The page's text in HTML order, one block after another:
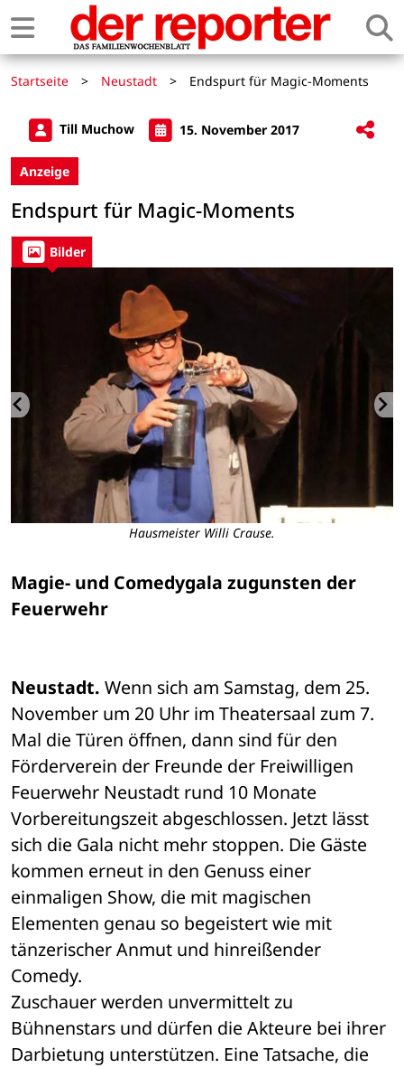
Startseite > Neustadt > Endspurt für Magic-Moments
Till Muchow 15. November 2017
Anzeige
Endspurt für Magic-Moments
Bilder
Hausmeister Willi Crause.
Magie- und Comedygala zugunsten der
Feuerwehr
Neustadt. Wenn sich am Samstag, dem 25.
November um 20 Uhr im Theatersaal zum 7.
Mal die Türen öffnen, dann sind für den
Förderverein der Freunde der Freiwilligen
Feuerwehr Neustadt rund 10 Monate
Vorbereitungszeit abgeschlossen. Jetzt lässt
sich die Gala nicht mehr stoppen. Die Gäste
kommen erneut in den Genuss einer
einmaligen Show, die mit magischen
Elementen genau so begeistert wie mit
tänzerischer Anmut und hinreißender
Comedy.
Zuschauer werden unvermittelt zu
Bühnenstars und dürfen die Akteure bei ihrer
Darbietung unterstützen. Eine Tatsache, die